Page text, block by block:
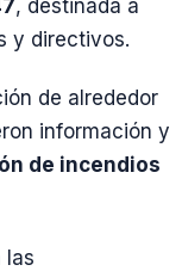
, destinada a
y directivos.
de alrededor
información y
de incendios
las